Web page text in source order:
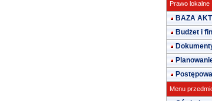
Prawo lokalne
BAZA
Budżet i
Menu